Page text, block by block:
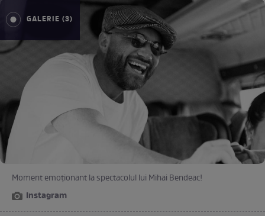
GALERIE (3)
Moment emoționant la spectacolul lui Mihai Bendeac!
Instagram